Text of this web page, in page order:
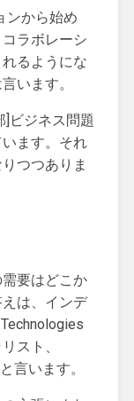
ンから始め
ラボレーシ
るようにな
います。
]ビジネス問題
ます。それ
つつありま
要はどこか
は、インデ
スト、
言います。